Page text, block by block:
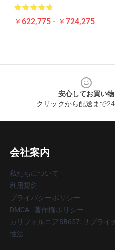
￥622,775 - ￥724,275
安心してお買い物
クリックから配送まで
会社案内
私たちについて
利用規約
プライバシーポリシー
DMCA - 著作権ポリシー
カリフォルニアSB657: サプライ
性法